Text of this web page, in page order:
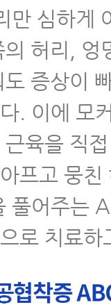
만 심하게
허리, 엉
증상이
. 이에 모
육을 직
프고 뭉
풀어주는
로 치료하